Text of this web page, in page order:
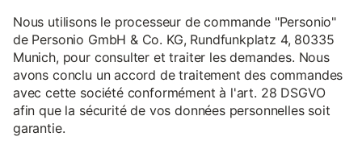
Nous utilisons le processeur de commande "Personio"
de Personio GmbH & Co. KG, Rundfunkplatz 4, 80335
Munich, pour consulter et traiter les demandes. Nous
avons conclu un accord de traitement des commandes
avec cette société conformément à l'art. 28 DSGVO
afin que la sécurité de vos données personnelles soit
garantie.